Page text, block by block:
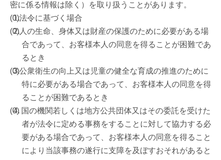
密に係る情報は除く）を取り扱うことがあります。
法令に基づく場合
人の生命、身体又は財産の保護のために必要がある場
合であって、お客様本人の同意を得ることが困難であ
るとき
公衆衛生の向上又は児童の健全な育成の推進のために
特に必要がある場合であって、お客様本人の同意を得
ることが困難であるとき
国の機関若しくは地方公共団体又はその委託を受けた
者が法令に定める事務をすることに対して協力する必
要がある場合であって、お客様本人の同意を得ること
により当該事務の遂行に支障を及ぼすおそれがあると